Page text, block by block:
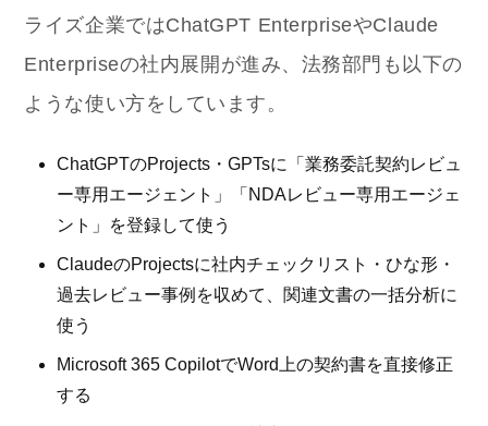
ライズ企業ではChatGPT EnterpriseやClaude
Enterpriseの社内展開が進み、法務部門も以下の
ような使い方をしています。
ChatGPTのProjects・GPTsに「業務委託契約レビュ
ー専用エージェント」「NDAレビュー専用エージェ
ント」を登録して使う
ClaudeのProjectsに社内チェックリスト・ひな形・
過去レビュー事例を収めて、関連文書の一括分析に
使う
Microsoft 365 CopilotでWord上の契約書を直接修正
する